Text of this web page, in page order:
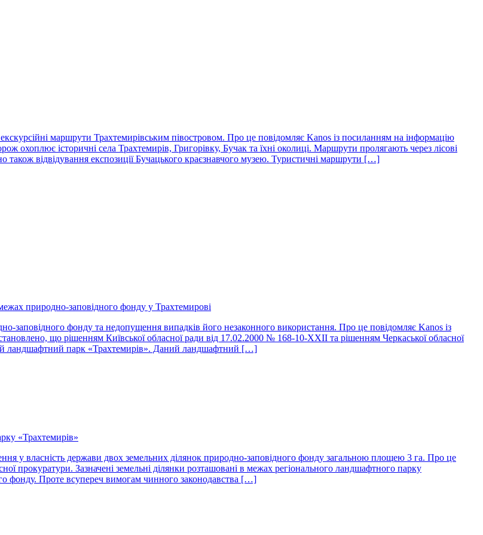
маршрути Трахтемирівським півостровом. Про це повідомляє Kanos із посиланням на інформацію
охоплює історичні села Трахтемирів, Григорівку, Бучак та їхні околиці. Маршрути пролягають через лісові
також відвідування експозиції Бучацького краєзнавчого музею. Туристичні маршрути […]
природно-заповідного фонду у Трахтемирові
заповідного фонду та недопущення випадків його незаконного використання. Про це повідомляє Kanos із
що рішенням Київської обласної ради від 17.02.2000 № 168-10-ХХІІ та рішенням Черкаської обласної
ландшафтний парк «Трахтемирів». Даний ландшафтний […]
«Трахтемирів»
у власність держави двох земельних ділянок природно-заповідного фонду загальною площею 3 га. Про це
прокуратури. Зазначені земельні ділянки розташовані в межах регіонального ландшафтного парку
фонду. Проте всупереч вимогам чинного законодавства […]